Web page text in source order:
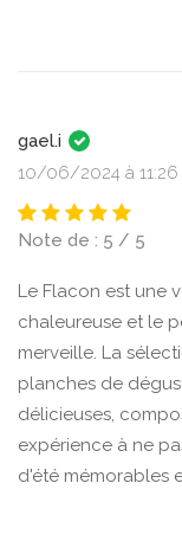
gael.i
10/06/2024 à 11:26
Note de : 5 / 5
Le Flacon est une
chaleureuse et le
merveille. La
planches de
délicieuses,
expérience à ne
d'été mémorables